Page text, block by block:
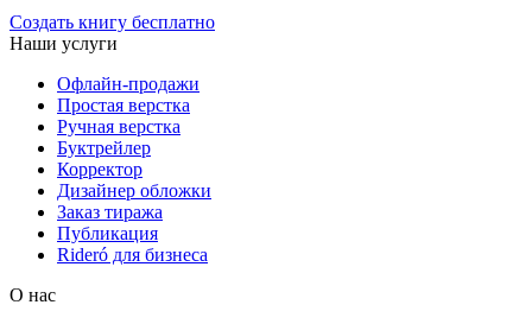
Создать книгу бесплатно
Наши услуги
Офлайн-продажи
Простая верстка
Ручная верстка
Буктрейлер
Корректор
Дизайнер обложки
Заказ тиража
Публикация
Rideró для бизнеса
О нас